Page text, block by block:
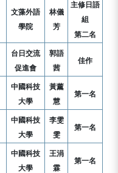
文藻外語
學院
林儀
芳
主修日語
組
第二名
台日交流
促進會
郭語
茜
佳作
中國科技
大學
黃薰
慧
第一名
中國科技
大學
李雯
雯
第一名
中國科技
大學
王涓
霖
第一名